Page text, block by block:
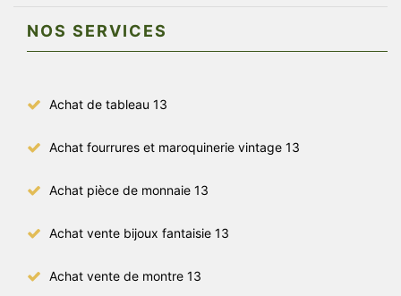
NOS SERVICES
Achat de tableau 13
Achat fourrures et maroquinerie vintage 13
Achat pièce de monnaie 13
Achat vente bijoux fantaisie 13
Achat vente de montre 13